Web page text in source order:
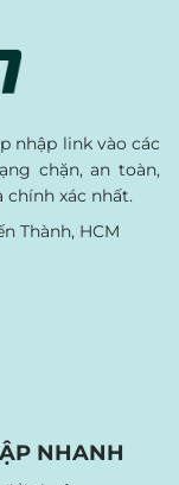
nhập link vào các
chặn, an toàn,
chính xác nhất.
Thành, HCM
NHANH